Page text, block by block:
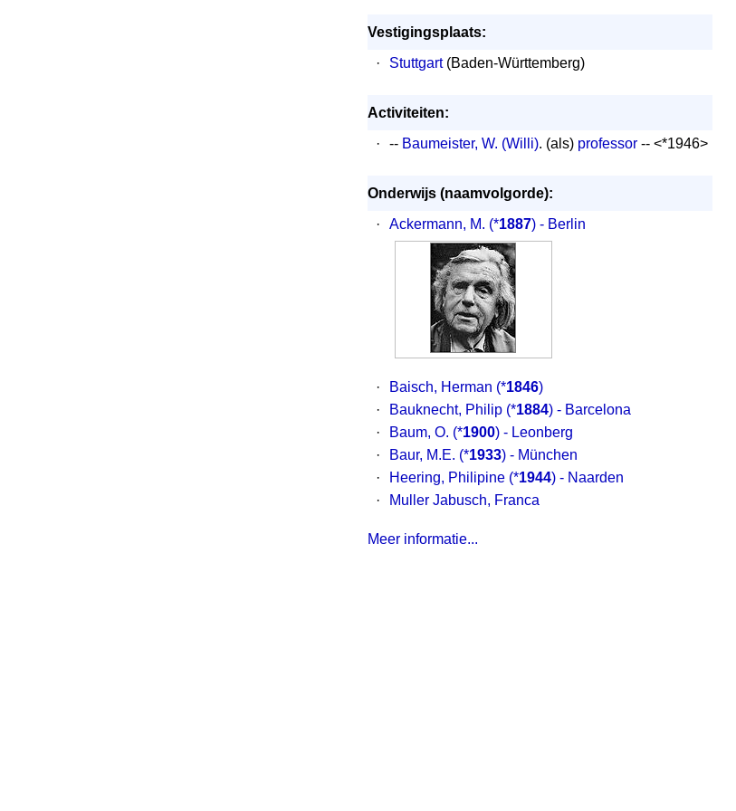
Vestigingsplaats:
·
Stuttgart(Baden-Württemberg)
Activiteiten:
·
-- Baumeister, W. (Willi). (als) professor-- <*1946>
Onderwijs (naamvolgorde):
·
Ackermann, M. (*1887) - Berlin
· Baisch, Herman (*1846)
·
Bauknecht, Philip (*1884) - Barcelona
·
Baum, O. (*1900) - Leonberg
·
Baur, M.E. (*1933) - München
·
Heering, Philipine (*1944) - Naarden
·
Muller Jabusch, Franca
Meer informatie...